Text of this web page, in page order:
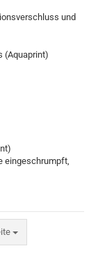
und
(Aquaprint)
eingeschrumpft,